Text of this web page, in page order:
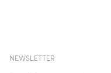
NEWSLETTER